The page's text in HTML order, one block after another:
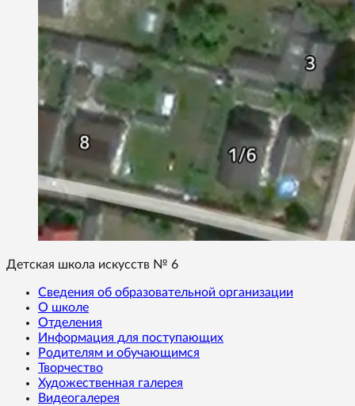
Детская школа искусств № 6
Сведения об образовательной организации
О школе
Отделения
Информация для поступающих
Родителям и обучающимся
Творчество
Художественная галерея
Видеогалерея